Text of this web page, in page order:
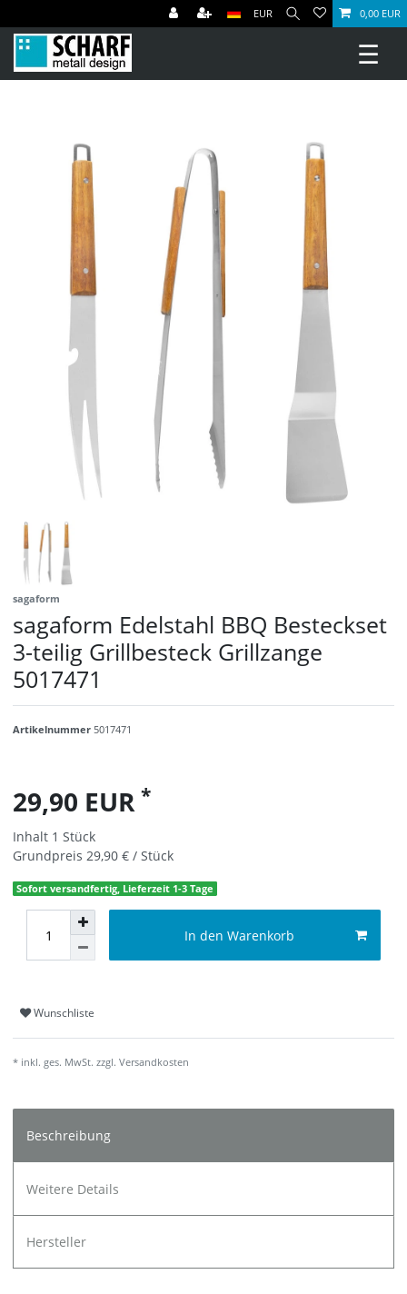
EUR 0,00 EUR
☰
sagaform
sagaform Edelstahl BBQ Besteckset
3-teilig Grillbesteck Grillzange
5017471
Artikelnummer 5017471
29,90 EUR *
Inhalt 1 Stück
Grundpreis 29,90 € / Stück
Sofort versandfertig, Lieferzeit 1-3 Tage
In den Warenkorb
Wunschliste
* inkl. ges. MwSt. zzgl. Versandkosten
Beschreibung
Weitere Details
Hersteller